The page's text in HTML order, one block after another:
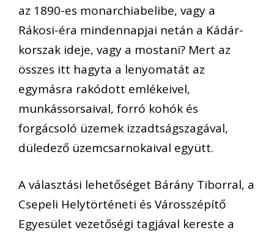
az 1890-es monarchiabelibe, vagy a
Rákosi-éra mindennapjai netán a Kádár-
korszak ideje, vagy a mostani? Mert az
összes itt hagyta a lenyomatát az
egymásra rakódott emlékeivel,
munkássorsaival, forró kohók és
forgácsoló üzemek izzadtságszagával,
düledező üzemcsarnokaival együtt.
A választási lehetőséget Bárány Tiborral, a
Csepeli Helytörténeti és Városszépítő
Egyesület vezetőségi tagjával kereste a